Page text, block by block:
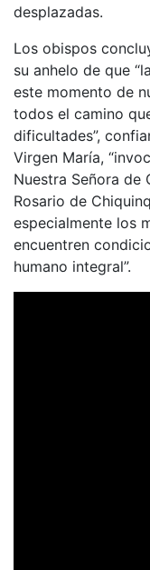
desplazadas.
Los obispos
su anhelo de que
este momento de
todos el camino
dificultades”,
Virgen María,
Nuestra Señora
Rosario de
especialmente los
encuentren
humano integral”.